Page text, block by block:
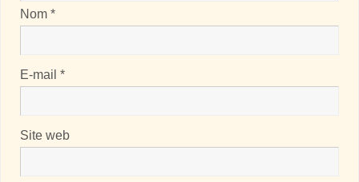
Nom*
E-mail*
Site web